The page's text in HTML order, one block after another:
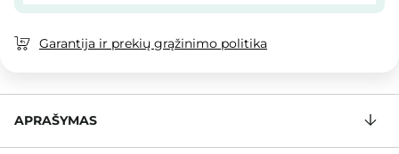
Garantija ir prekių grąžinimo politika
APRAŠYMAS